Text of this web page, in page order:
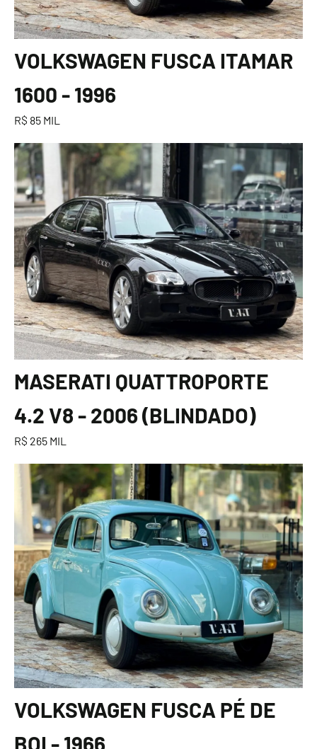
VOLKSWAGEN FUSCA ITAMAR
1600 - 1996
R$ 85 MIL
MASERATI QUATTROPORTE
4.2 V8 - 2006 (BLINDADO)
R$ 265 MIL
VOLKSWAGEN FUSCA PÉ DE
BOI - 1966